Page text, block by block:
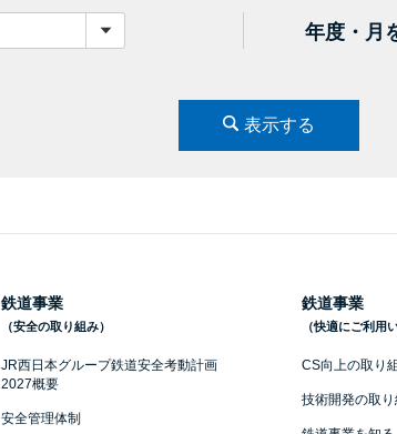
年度・月
表示する
鉄道事業
（安全の取り組み）
JR西日本グループ鉄道安全考動計画
2027概要
安全管理体制
鉄道事業
（快適にご利用
CS向上の取り
技術開発の取り